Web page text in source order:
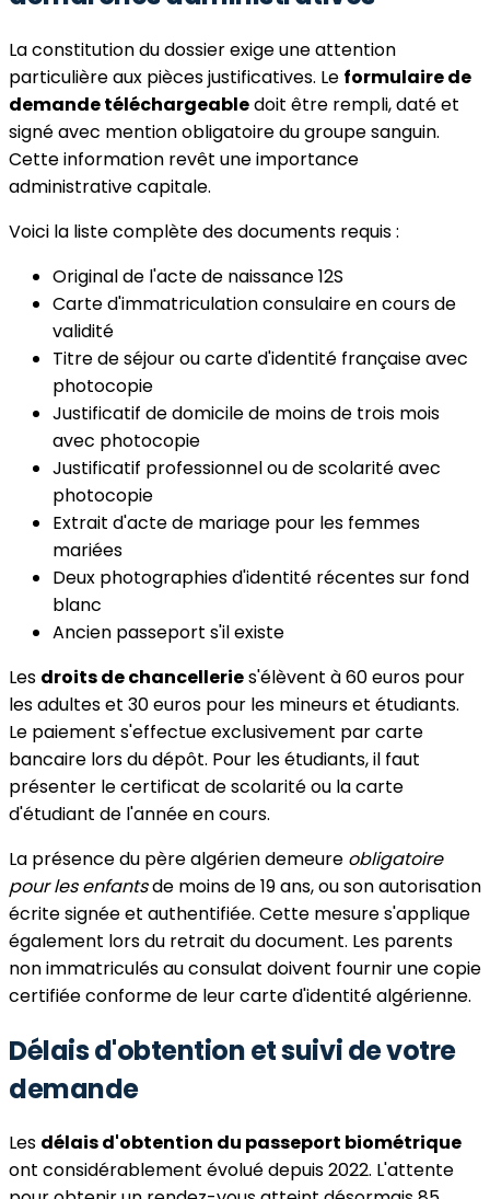
La constitution du dossier exige une attention
particulière aux pièces justificatives. Le formulaire de
demande téléchargeabledoit être rempli, daté et
signé avec mention obligatoire du groupe sanguin.
Cette information revêt une importance
administrative capitale.
Voici la liste complète des documents requis :
Original de l'acte de naissance 12S
Carte d'immatriculation consulaire en cours de
validité
Titre de séjour ou carte d'identité française avec
photocopie
Justificatif de domicile de moins de trois mois
avec photocopie
Justificatif professionnel ou de scolarité avec
photocopie
Extrait d'acte de mariage pour les femmes
mariées
Deux photographies d'identité récentes sur fond
blanc
Ancien passeport s'il existe
Les droits de chancelleries'élèvent à 60 euros pour
les adultes et 30 euros pour les mineurs et étudiants.
Le paiement s'effectue exclusivement par carte
bancaire lors du dépôt. Pour les étudiants, il faut
présenter le certificat de scolarité ou la carte
d'étudiant de l'année en cours.
La présence du père algérien demeure obligatoire
pour les enfantsde moins de 19 ans, ou son autorisation
écrite signée et authentifiée. Cette mesure s'applique
également lors du retrait du document. Les parents
non immatriculés au consulat doivent fournir une copie
certifiée conforme de leur carte d'identité algérienne.
Délais d'obtention et suivi de votre
demande
Les délais d'obtention du passeport biométrique
ont considérablement évolué depuis 2022. L'attente